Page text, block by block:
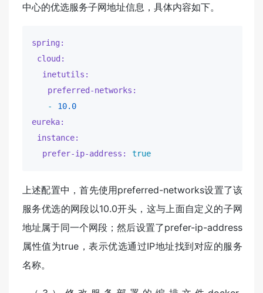
中心的优选服务子网地址信息，具体内容如下。
spring:
cloud:
inetutils:
preferred-networks:
-
10.0
eureka:
instance:
prefer-ip-address:
true
上述配置中，首先使用preferred-networks设置了该
服务优选的网段以10.0开头，这与上面自定义的子网
地址属于同一个网段；然后设置了prefer-ip-address
属性值为true，表示优选通过IP地址找到对应的服务
名称。